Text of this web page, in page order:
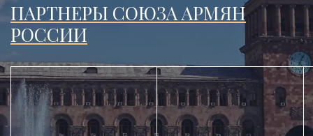
ПАРТНЕРЫ СОЮЗА АРМЯН
РОССИИ